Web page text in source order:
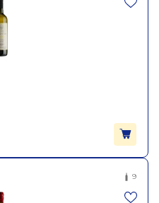
сухе червоне
Піно Нуар 2023,
Folk 750мл
9